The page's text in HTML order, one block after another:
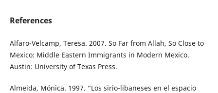
References
Alfaro-Velcamp, Teresa. 2007. So Far from Allah, So Close to
Mexico: Middle Eastern Immigrants in Modern Mexico.
Austin: University of Texas Press.
Almeida, Mónica. 1997. “Los sirio-libaneses en el espacio